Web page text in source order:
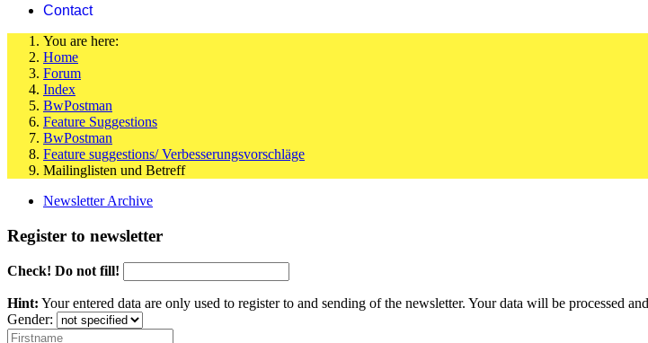
Contact
You are here:
Home
Forum
Index
BwPostman
Feature Suggestions
BwPostman
Feature suggestions/ Verbesserungsvorschläge
Mailinglisten und Betreff
Newsletter Archive
Register to newsletter
Check! Do not fill!
Hint: Your entered data are only used to register to and sending of the newsletter. Your data will be processed
Gender: